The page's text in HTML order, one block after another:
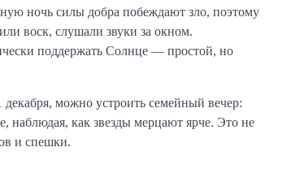
ночь силы добра побеждают зло, поэтому
воск, слушали звуки за окном.
поддержать Солнце — простой, но
декабря, можно устроить семейный вечер:
наблюдая, как звезды мерцают ярче. Это не
и спешки.